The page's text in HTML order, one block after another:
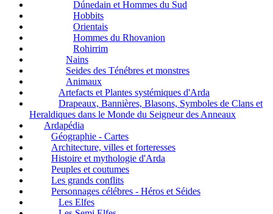
Dúnedain et Hommes du Sud
Hobbits
Orientais
Hommes du Rhovanion
Rohirrim
Nains
Seides des Ténébres et monstres
Animaux
Artefacts et Plantes systémiques d'Arda
Drapeaux, Bannières, Blasons, Symboles de Clans et
Heraldiques dans le Monde du Seigneur des Anneaux
Ardapédia
Géographie - Cartes
Architecture, villes et forteresses
Histoire et mythologie d'Arda
Peuples et coutumes
Les grands conflits
Personnages célébres - Héros et Séides
Les Elfes